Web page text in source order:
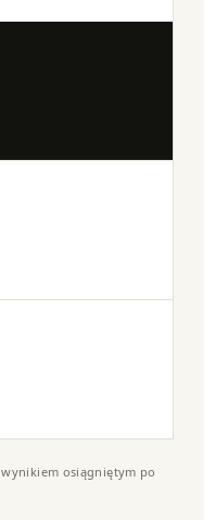
osiągniętym po